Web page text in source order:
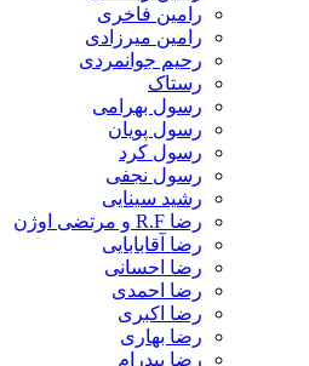
رامین فاخری
رامین میرزادی
رحیم جوانمردی
رستاک
رسول بهرامی
رسول پویان
رسول کرد
رسول نجفی
رشید سینایی
رضا R.F و مرتضی اوژن
رضا آقابابایی
رضا احسانی
رضا احمدی
رضا اکبری
رضا بهاری
رضا بیدرام